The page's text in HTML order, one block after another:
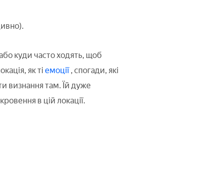
куди часто ходять, щоб
як ті емоції , спогади, які
визнання там. Їй дуже
в цій локації.